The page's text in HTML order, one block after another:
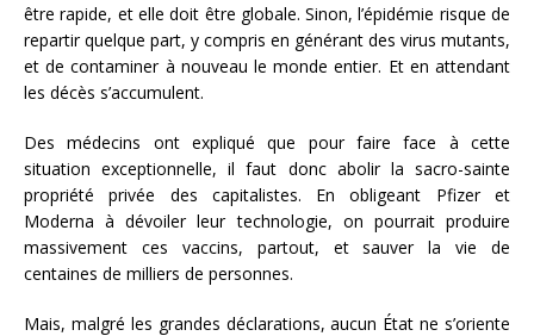
être rapide, et elle doit être globale. Sinon, l’épidémie risque de
repartir quelque part, y compris en générant des virus mutants,
et de contaminer à nouveau le monde entier. Et en attendant
les décès s’accumulent.
Des médecins ont expliqué que pour faire face à cette
situation exceptionnelle, il faut donc abolir la sacro-sainte
propriété privée des capitalistes. En obligeant Pfizer et
Moderna à dévoiler leur technologie, on pourrait produire
massivement ces vaccins, partout, et sauver la vie de
centaines de milliers de personnes.
Mais, malgré les grandes déclarations, aucun État ne s’oriente